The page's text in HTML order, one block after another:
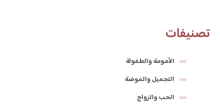
تصنيفات
الأمومة والطفولة
التجميل والموضة
الحب والزواج